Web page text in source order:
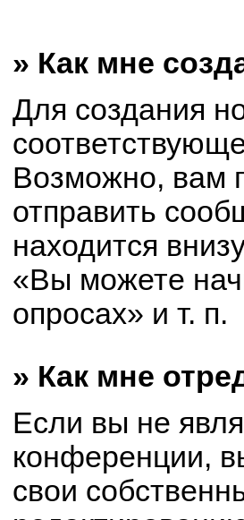
» Как мне
Для создания
Возможно, вам
отправить
находится
«Вы можете
опросах» и т. п.
» Как мне
Если вы не
конференции,
свои